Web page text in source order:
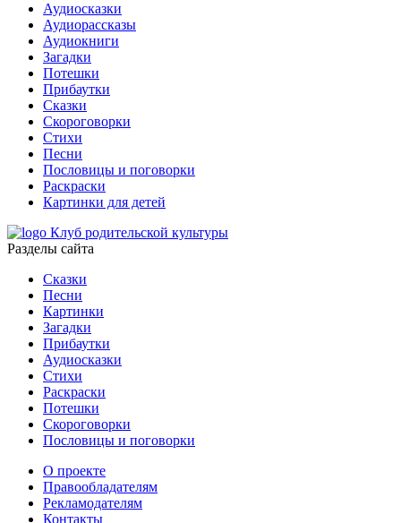
Аудиосказки
Аудиорассказы
Аудиокниги
Загадки
Потешки
Прибаутки
Сказки
Скороговорки
Стихи
Песни
Пословицы и поговорки
Раскраски
Картинки для детей
Клуб родительской культуры
Разделы сайта
Сказки
Песни
Картинки
Загадки
Прибаутки
Аудиосказки
Стихи
Раскраски
Потешки
Скороговорки
Пословицы и поговорки
О проекте
Правообладателям
Рекламодателям
Контакты